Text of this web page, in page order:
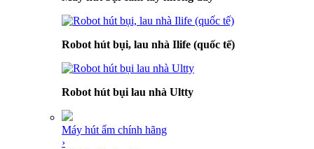
Robot hút bụi, lau nhà Ilife (quốc tế)
Robot hút bụi lau nhà Ultty
Máy hút ẩm chính hãng
›